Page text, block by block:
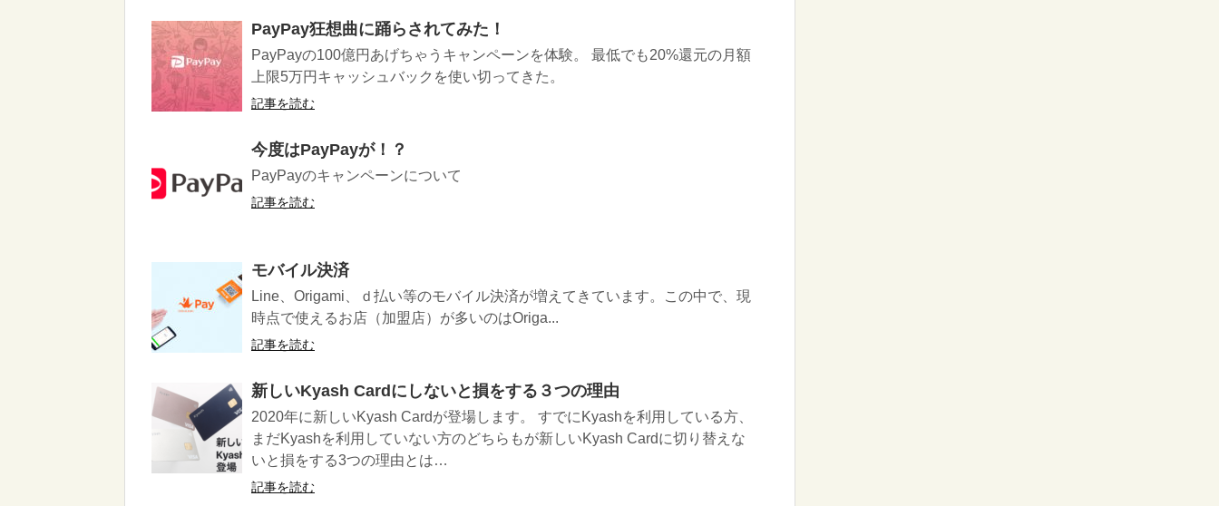
PayPay狂想曲に踊らされてみた！
PayPayの100億円あげちゃうキャンペーンを体験。 最低でも20%還元の月額
上限5万円キャッシュバックを使い切ってきた。
記事を読む
今度はPayPayが！？
PayPayのキャンペーンについて
記事を読む
モバイル決済
Line、Origami、ｄ払い等のモバイル決済が増えてきています。この中で、現
時点で使えるお店（加盟店）が多いのはOriga...
記事を読む
新しいKyash Cardにしないと損をする３つの理由
2020年に新しいKyash Cardが登場します。 すでにKyashを利用している方、
まだKyashを利用していない方のどちらもが新しいKyash Cardに切り替えな
いと損をする3つの理由とは…
記事を読む